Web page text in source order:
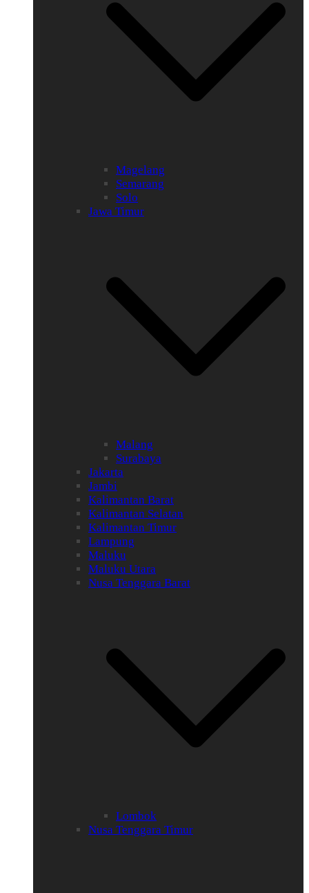
Magelang
Semarang
Solo
Jawa Timur
Malang
Surabaya
Jakarta
Jambi
Kalimantan Barat
Kalimantan Selatan
Kalimantan Timur
Lampung
Maluku
Maluku Utara
Nusa Tenggara Barat
Lombok
Nusa Tenggara Timur